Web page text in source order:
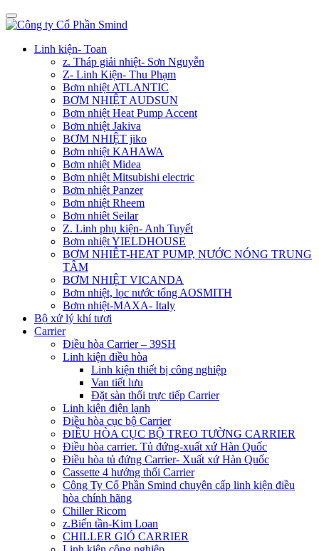
Linh kiện- Toan
z. Tháp giải nhiệt- Sơn Nguyễn
Z- Linh Kiện- Thu Phạm
Bơm nhiệt ATLANTIC
BƠM NHIỆT AUDSUN
Bơm nhiệt Heat Pump Accent
Bơm nhiệt Jakiva
BƠM NHIỆT jiko
Bơm nhiệt KAHAWA
Bơm nhiệt Midea
Bơm nhiệt Mitsubishi electric
Bơm nhiệt Panzer
Bơm nhiệt Rheem
Bơm nhiêt Seilar
Z. Linh phụ kiện- Anh Tuyết
Bơm nhiệt YIELDHOUSE
BƠM NHIÊT-HEAT PUMP, NƯỚC NÓNG TRUNG
TÂM
BƠM NHIỆT VICANDA
Bơm nhiệt, lọc nước tổng AOSMITH
Bơm nhiệt-MAXA- Italy
Bộ xử lý khí tươi
Carrier
Điều hòa Carrier – 39SH
Linh kiện điều hòa
Linh kiện thiết bị công nghiệp
Van tiết lưu
Đặt sàn thổi trực tiếp Carrier
Linh kiện điện lạnh
Điều hòa cục bộ Carrier
ĐIỀU HÒA CỤC BỘ TREO TƯỜNG CARRIER
Điều hòa carrier. Tủ đứng-xuất xứ Hàn Quốc
Điều hòa tủ đứng Carrier- Xuất xứ Hàn Quốc
Cassette 4 hướng thổi Carrier
Công Ty Cổ Phần Smind chuyên cấp linh kiện điều
hòa chính hãng
Chiller Ricom
z.Biến tần-Kim Loan
CHILLER GIÓ CARRIER